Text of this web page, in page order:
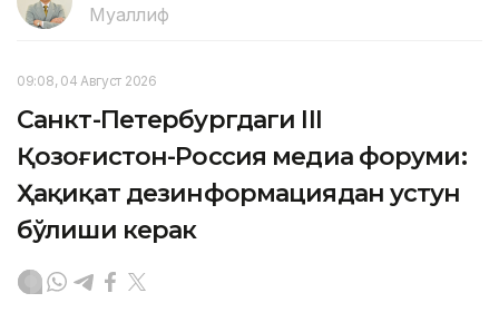
Муаллиф
09:08, 04 Август 2026
Санкт-Петербургдаги III
Қозоғистон-Россия медиа форуми:
Ҳақиқат дезинформациядан устун
бўлиши керак